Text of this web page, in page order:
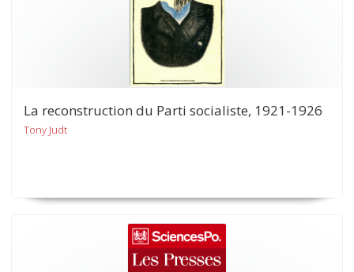
La reconstruction du Parti socialiste, 1921-1926
Tony Judt